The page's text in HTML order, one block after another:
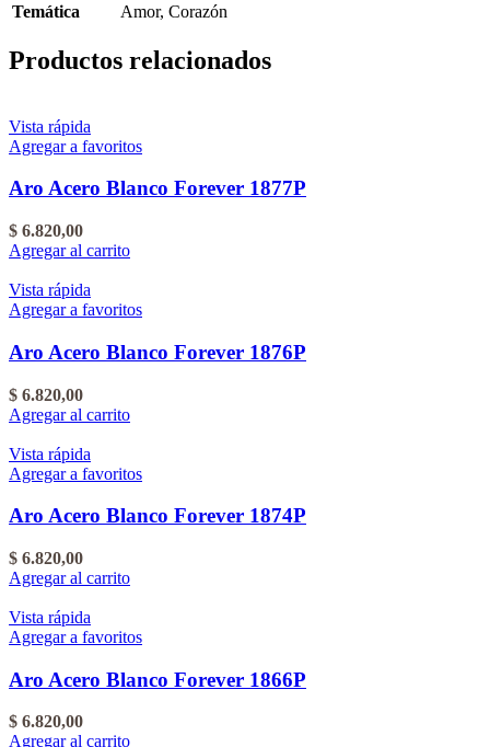
Temática Amor, Corazón
Productos relacionados
Vista rápida
Agregar a favoritos
Aro Acero Blanco Forever 1877P
$ 6.820,00
Agregar al carrito
Vista rápida
Agregar a favoritos
Aro Acero Blanco Forever 1876P
$ 6.820,00
Agregar al carrito
Vista rápida
Agregar a favoritos
Aro Acero Blanco Forever 1874P
$ 6.820,00
Agregar al carrito
Vista rápida
Agregar a favoritos
Aro Acero Blanco Forever 1866P
$ 6.820,00
Agregar al carrito